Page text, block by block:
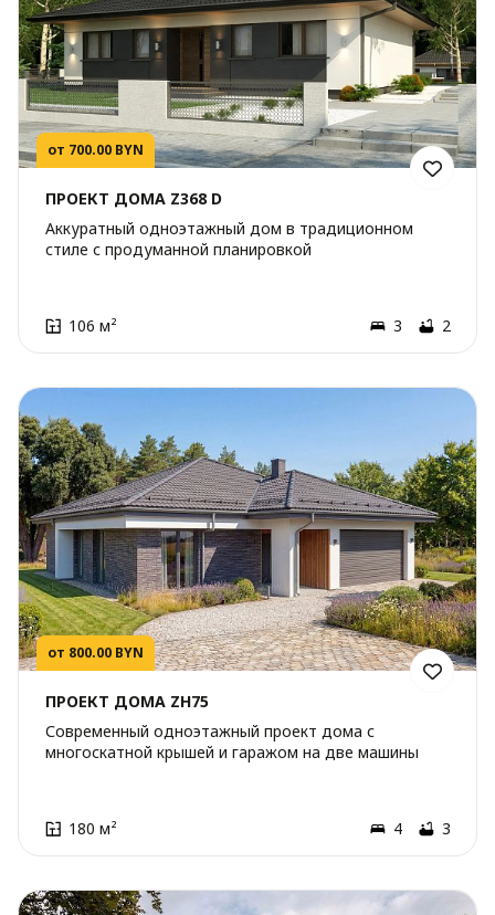
от 700.00 BYN
ПРОЕКТ ДОМА Z368 D
Аккуратный одноэтажный дом в традиционном
стиле с продуманной планировкой
106 м² 3 2
от 800.00 BYN
ПРОЕКТ ДОМА ZH75
Современный одноэтажный проект дома с
многоскатной крышей и гаражом на две машины
180 м² 4 3